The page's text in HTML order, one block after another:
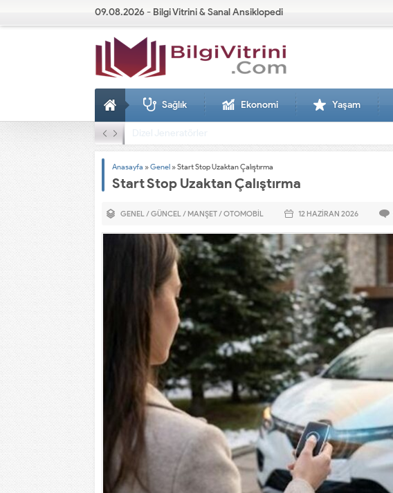
09.08.2026 - Bilgi Vitrini & Sanal Ansiklopedi
Sağlık Ekonomi Yaşam
Dizel Jeneratörler
Anasayfa »Genel »Start Stop Uzaktan Çalıştırma
Start Stop Uzaktan Çalıştırma
GENEL/GÜNCEL/ MANŞET/OTOMOBIL 12 HAZIRAN 2026